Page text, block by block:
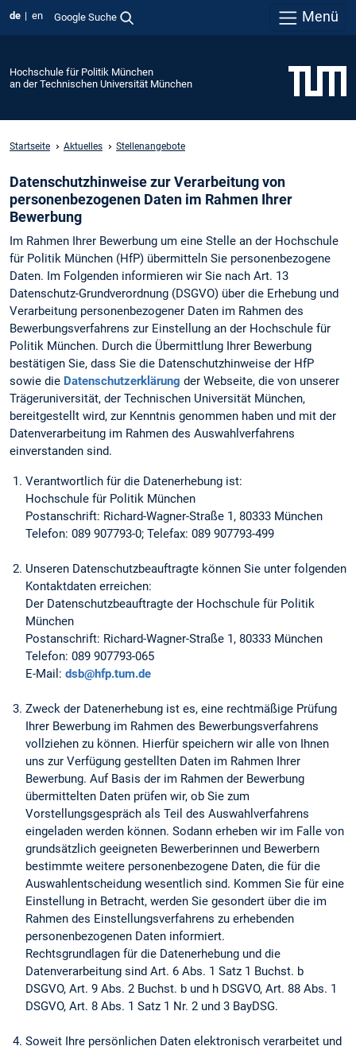
de en Google Suche Menü
Hochschule für Politik München
an der Technischen Universität München
Startseite Aktuelles Stellenangebote
Datenschutzhinweise zur Verarbeitung von
personenbezogenen Daten im Rahmen Ihrer
Bewerbung
Im Rahmen Ihrer Bewerbung um eine Stelle an der Hochschule
für Politik München (HfP) übermitteln Sie personenbezogene
Daten. Im Folgenden informieren wir Sie nach Art. 13
Datenschutz-Grundverordnung (DSGVO) über die Erhebung und
Verarbeitung personenbezogener Daten im Rahmen des
Bewerbungsverfahrens zur Einstellung an der Hochschule für
Politik München. Durch die Übermittlung Ihrer Bewerbung
bestätigen Sie, dass Sie die Datenschutzhinweise der HfP
sowie die Datenschutzerklärung der Webseite, die von unserer
Trägeruniversität, der Technischen Universität München,
bereitgestellt wird, zur Kenntnis genommen haben und mit der
Datenverarbeitung im Rahmen des Auswahlverfahrens
einverstanden sind.
Verantwortlich für die Datenerhebung ist:
Hochschule für Politik München
Postanschrift: Richard-Wagner-Straße 1, 80333 München
Telefon: 089 907793-0; Telefax: 089 907793-499
Unseren Datenschutzbeauftragte können Sie unter folgenden
Kontaktdaten erreichen:
Der Datenschutzbeauftragte der Hochschule für Politik
München
Postanschrift: Richard-Wagner-Straße 1, 80333 München
Telefon: 089 907793-065
E-Mail: dsb@hfp.tum.de
Zweck der Datenerhebung ist es, eine rechtmäßige Prüfung
Ihrer Bewerbung im Rahmen des Bewerbungsverfahrens
vollziehen zu können. Hierfür speichern wir alle von Ihnen
uns zur Verfügung gestellten Daten im Rahmen Ihrer
Bewerbung. Auf Basis der im Rahmen der Bewerbung
übermittelten Daten prüfen wir, ob Sie zum
Vorstellungsgespräch als Teil des Auswahlverfahrens
eingeladen werden können. Sodann erheben wir im Falle von
grundsätzlich geeigneten Bewerberinnen und Bewerbern
bestimmte weitere personenbezogene Daten, die für die
Auswahlentscheidung wesentlich sind. Kommen Sie für eine
Einstellung in Betracht, werden Sie gesondert über die im
Rahmen des Einstellungsverfahrens zu erhebenden
personenbezogenen Daten informiert.
Rechtsgrundlagen für die Datenerhebung und die
Datenverarbeitung sind Art. 6 Abs. 1 Satz 1 Buchst. b
DSGVO, Art. 9 Abs. 2 Buchst. b und h DSGVO, Art. 88 Abs. 1
DSGVO, Art. 8 Abs. 1 Satz 1 Nr. 2 und 3 BayDSG.
Soweit Ihre persönlichen Daten elektronisch verarbeitet und